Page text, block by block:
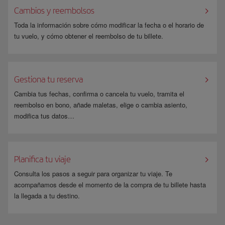
Podrásactualizar tus datoso cambiar tus preferencias desde el último e-
Motivo
un mensaje a tu dirección electrónica preguntándote si quieres Anular
suscripción o Gestionar preferencias. Solo deberás pulsar la opción
deseada.
también, rellenando directamente el siguiente
elTipo de solicitud: "Oposición/Limitación" y en elMotivo:
"Boletines". En el plazo máximo de 1 mes cancelaremos tu suscripción.
Cambios y reembolsos
Toda la información sobre cómo modificar la fecha o el horario de
tu vuelo, y cómo obtener el reembolso de tu billete.
Gestiona tu reserva
Cambia tus fechas, confirma o cancela tu vuelo, tramita el
reembolso en bono, añade maletas, elige o cambia asiento,
modifica tus datos…
Planifica tu viaje
Consulta los pasos a seguir para organizar tu viaje. Te
acompañamos desde el momento de la compra de tu billete hasta
la llegada a tu destino.